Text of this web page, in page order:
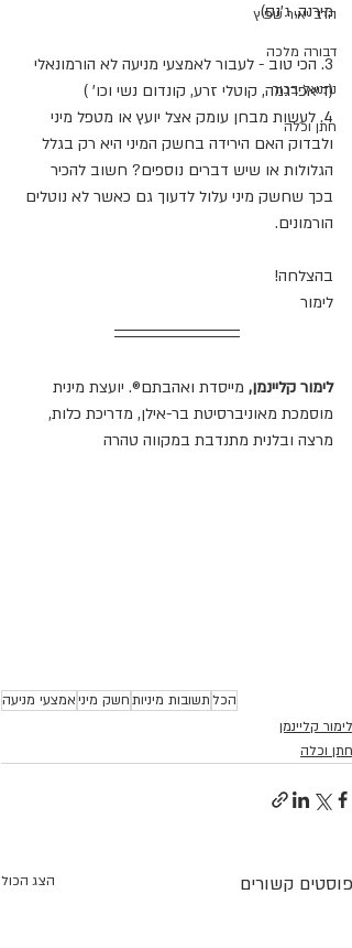
הרב יאיר שפיץ
דבורה מלכה
נתנאל בכור
חתן וכלה
מירנה, ג'נס)
3. הכי טוב - לעבור לאמצעי מניעה לא הורמונאלי
(דיאפרגמה, קוטלי זרע, קונדום נשי וכו' )
4. לעשות מבחן עומק אצל יועץ או מטפל מיני
ולבדוק האם הירידה בחשק המיני היא רק בגלל
הגלולות או שיש דברים נוספים? חשוב להכיר
בכך שחשק מיני עלול לדעוך גם כאשר לא נוטלים
הורמונים.
בהצלחה!
לימור
לימור קליינמן, מייסדת ואהבתם®. יועצת מינית
מוסמכת מאוניברסיטת בר-אילן, מדריכת כלות,
מרצה ובלנית מתנדבת במקווה טהרה
הכלתשובות מיניותחשק מיניאמצעי מניעה
לימור קליינמן
חתן וכלה
פוסטים קשורים הצג הכול